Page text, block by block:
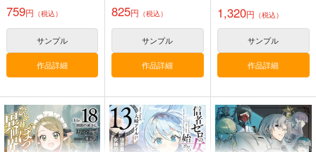
759円 （税込）
サンプル
作品詳細
825円 （税込）
サンプル
作品詳細
1,320円 （税込）
サンプル
作品詳細